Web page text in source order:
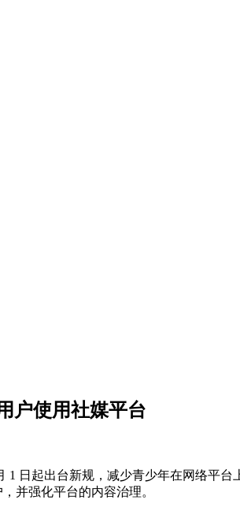
户使用社媒平台
1 日起出台新规，减少青少年在网络平
并强化平台的内容治理。